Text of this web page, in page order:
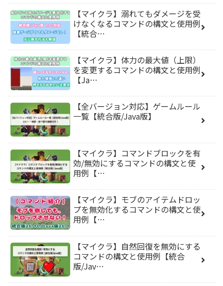
【マイクラ】溺れてもダメージを受
けなくなるコマンドの構文と使用例
【統合…
【マイクラ】体力の最大値（上限）
を変更するコマンドの構文と使用例
【Ja…
【全バージョン対応】ゲームルール
一覧【統合版/Java版】
【マイクラ】コマンドブロックを有
効/無効にするコマンドの構文と使
用例【…
【マイクラ】モブのアイテムドロッ
プを無効化するコマンドの構文と使
用例【…
【マイクラ】自然回復を無効にする
コマンドの構文と使用例【統合
版/Jav…